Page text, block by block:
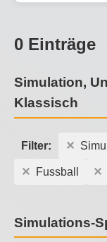
0 Einträge
Simulation,
Klassisch
Filter:
Fussball
Simulations-